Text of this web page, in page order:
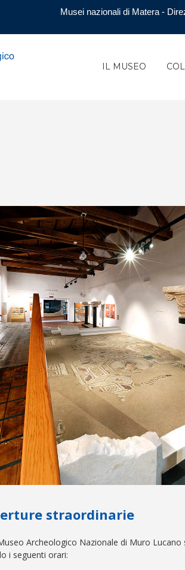
Musei nazionali di Matera -
IL MUSEO
straordinarie
Archeologico Nazionale di Muro
i seguenti orari: